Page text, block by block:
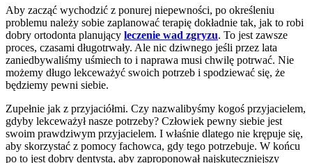
Aby zacząć wychodzić z ponurej niepewności, po określeniu
problemu należy sobie zaplanować terapię dokładnie tak, jak to robi
dobry ortodonta planujący leczenie wad zgryzu. To jest zawsze
proces, czasami długotrwały. Ale nic dziwnego jeśli przez lata
zaniedbywaliśmy uśmiech to i naprawa musi chwilę potrwać. Nie
możemy długo lekceważyć swoich potrzeb i spodziewać się, że
będziemy pewni siebie.
Zupełnie jak z przyjaciółmi. Czy nazwalibyśmy kogoś przyjacielem,
gdyby lekceważył nasze potrzeby? Człowiek pewny siebie jest
swoim prawdziwym przyjacielem. I właśnie dlatego nie krępuje się,
aby skorzystać z pomocy fachowca, gdy tego potrzebuje. W końcu
po to jest dobry dentysta, aby zaproponował najskuteczniejszy